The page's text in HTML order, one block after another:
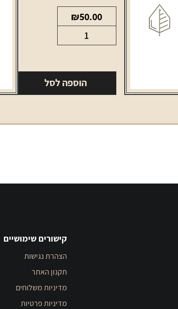
₪50.00
של
פרטגס
הוספה לסל
קישורים שימושיים
הצהרת נגישות
תקנון האתר
מדיניות משלוחים
מדיניות פרטיות